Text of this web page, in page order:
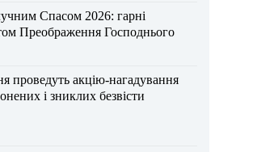
Спасом 2026: гарні
Преображення Господнього
проведуть акцію-нагадування
і зниклих безвісти